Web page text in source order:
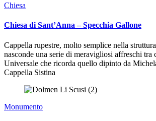
Chiesa
Chiesa di Sant’Anna – Specchia Gallone
Cappella rupestre, molto semplice nella
nasconde una serie di meravigliosi affreschi
Universale che ricorda quello dipinto da
Cappella Sistina
Monumento